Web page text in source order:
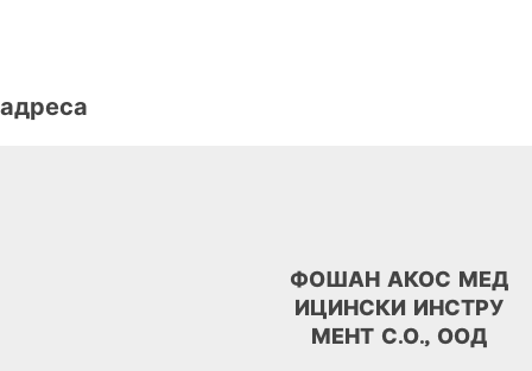
адреса
ФОШАН АКОС МЕД
ИЦИНСКИ ИНСТРУ
МЕНТ С.О., ООД